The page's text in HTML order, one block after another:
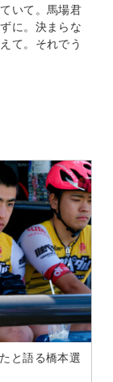
いて。馬場君
に。決まらな
て。それでう
と語る橋本選